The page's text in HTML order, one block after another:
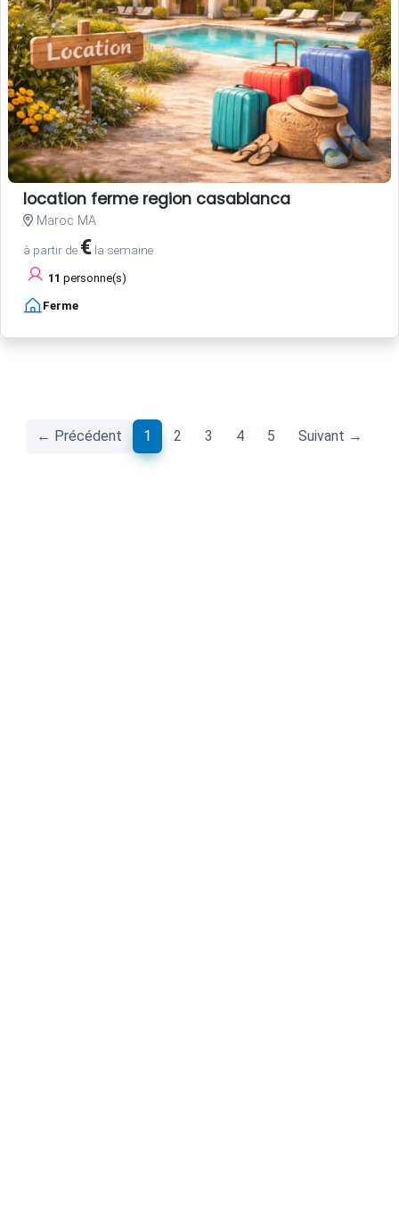
location ferme region casablanca
Maroc MA
à partir de € la semaine
11 personne(s)
Ferme
← Précédent 1 (current)
2 3 4 5 Suivant →